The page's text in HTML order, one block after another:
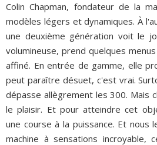
Colin Chapman, fondateur de la
modèles légers et dynamiques. À
une deuxième génération voit le
volumineuse, prend quelques
affiné. En entrée de gamme, elle
peut paraître désuet, c'est vrai.
dépasse allègrement les 300. Mais
le plaisir. Et pour atteindre cet
une course à la puissance. Et nous
machine à sensations incroyable,